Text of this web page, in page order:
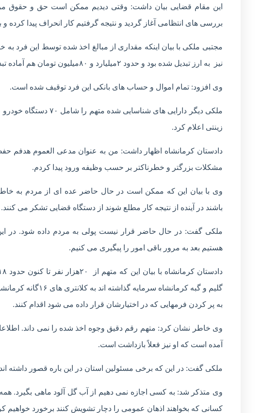
این مقام قضایی بیان داشت: وقتی دیدیم ممکن است حق و حقوق
بررسی های انتظامی آغاز گردید و نتیجه گرفتیم کار انحراف پیدا
مجتبی ملکی با بیان اینکه مقداری از مبالغ اخذ شده توسط این فرد
نیز به ارز تبدیل شده بود و حدود ۲میلیارد و ۸۰میلیون تومان هم آماده تبدیل به ارز بود که در هنگام بازداشت او کشف و ضبط شد.
وی افزود: تمام اموال و حساب های بانکی این فرد توقیف شده است.
ملکی دیگر دارایی های
زینتی اعلام کرد.
دادستان کرمانشاه اظهار داشت: من به عنوان مدعی العموم هدفم
مشکلات بزرگتر و خطرناکتر بر حسب وظیفه ورود پیدا کردم.
وی با بیان این که ممکن است در حال حاضر عده ای از مردم به
باشند در آینده از نتیجه کار مطلع شوند از دستگاه قضایی تشکر می کنند.
ملکی گفت: در حال حاضر قرار نیست پولی به مردم داده شود. در
هستیم بعد به مرور باقی امور را پیگیری می کنیم.
گلیم و گبه کرمانشاه
به پر کردن فرمهایی که در اختیارشان قرار داده می شود اقدام کنند.
وی خاطر نشان کرد: متهم رقم دقیق وجوه اخذ شده را نمی داند.
آمده است که او نیز فعلاً بازداشت است.
ملکی گفت: در این که برخی مسئولین استان در این باره قصور داشته
وی متذکر شد: به کسی اجازه نمی دهیم از آب گل آلود ماهی بگیرد.
کسانی که بخواهند اذهان عمومی را دچار تشویش کنند برخورد خواهیم